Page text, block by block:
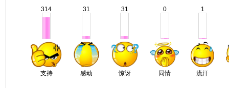
314
支持
31
感动
31
惊讶
0
同情
1
流汗